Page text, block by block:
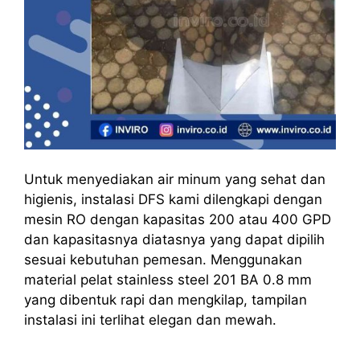
Untuk menyediakan air minum yang sehat dan
higienis, instalasi DFS kami dilengkapi dengan
mesin RO dengan kapasitas 200 atau 400 GPD
dan kapasitasnya diatasnya yang dapat dipilih
sesuai kebutuhan pemesan. Menggunakan
material pelat stainless steel 201 BA 0.8 mm
yang dibentuk rapi dan mengkilap, tampilan
instalasi ini terlihat elegan dan mewah.